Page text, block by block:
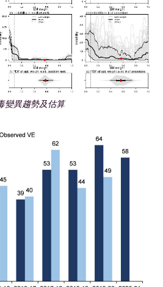
變異趨勢及估算